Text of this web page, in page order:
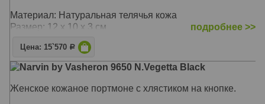
Материал: Натуральная телячья кожа
Размер: 12 х 10 х 3 см
подробнее >>
Цена: 15`570 Р
Narvin by Vasheron 9650 N.Vegetta Black
Женское кожаное портмоне с хлястиком на кнопке.